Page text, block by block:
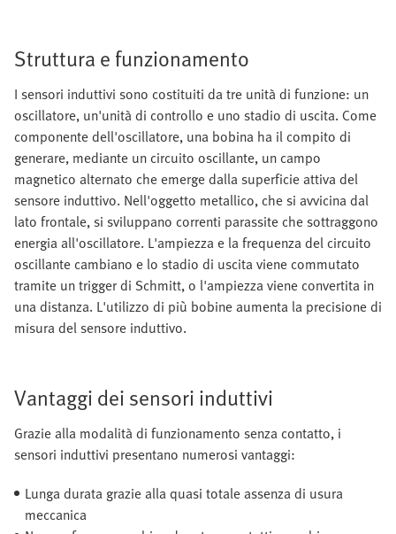
Struttura e funzionamento
I sensori induttivi sono costituiti da tre unità di funzione: un
oscillatore, un'unità di controllo e uno stadio di uscita. Come
componente dell'oscillatore, una bobina ha il compito di
generare, mediante un circuito oscillante, un campo
magnetico alternato che emerge dalla superficie attiva del
sensore induttivo. Nell'oggetto metallico, che si avvicina dal
lato frontale, si sviluppano correnti parassite che sottraggono
energia all'oscillatore. L'ampiezza e la frequenza del circuito
oscillante cambiano e lo stadio di uscita viene commutato
tramite un trigger di Schmitt, o l'ampiezza viene convertita in
una distanza. L'utilizzo di più bobine aumenta la precisione di
misura del sensore induttivo.
Vantaggi dei sensori induttivi
Grazie alla modalità di funzionamento senza contatto, i
sensori induttivi presentano numerosi vantaggi:
Lunga durata grazie alla quasi totale assenza di usura
meccanica